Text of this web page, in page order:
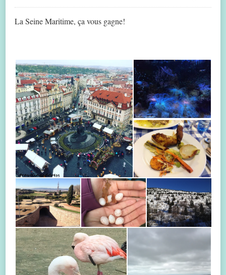
La Seine Maritime, ça vous gagne!